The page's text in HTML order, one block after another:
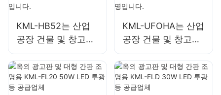
KML-HB52는 산업
공장 건물 및 창고와
같은 실내 공간에 적
합한 100W LED 하
이베이 조명입니다.
KML-UFOHA는 산업
공장 건물 및 창고와
같은 실내 공간에 적
합한 100W LED 하
이베이 조명입니다.